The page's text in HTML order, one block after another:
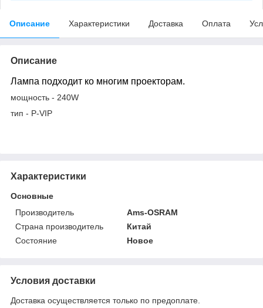
Описание Характеристики Доставка Оплата
Описание
Лампа подходит ко многим проекторам.
мощность - 240W
тип - P-VIP
Характеристики
Основные
Производитель
Ams-OSRAM
Страна производитель
Китай
Состояние
Новое
Условия доставки
Доставка осуществляется только по предоплате.